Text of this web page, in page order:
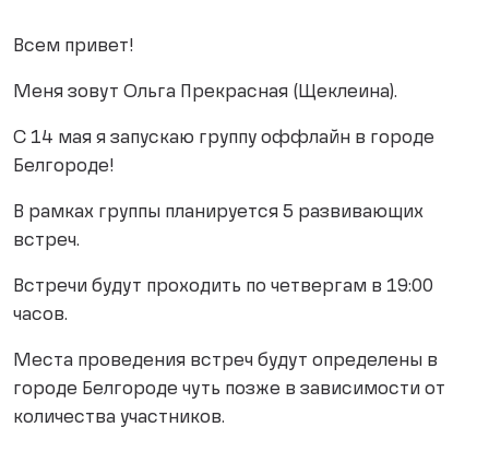
Всем привет!
Меня зовут Ольга Прекрасная (Щеклеина).
С 14 мая я запускаю группу оффлайн в городе
Белгороде!
В рамках группы планируется 5 развивающих
встреч.
Встречи будут проходить по четвергам в 19:00
часов.
Места проведения встреч будут определены в
городе Белгороде чуть позже в зависимости от
количества участников.